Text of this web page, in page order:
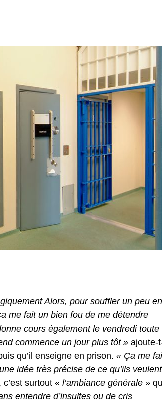
Alors, pour souffler un peu en
me fait un bien fou de me détendre
cours également le vendredi toute
commence un jour plus tôt » ajoute-
qu’il enseigne en prison. « Ça me
idée très précise de ce qu’ils veulent
surtout « l’ambiance générale »
entendre d’insultes ou de cris